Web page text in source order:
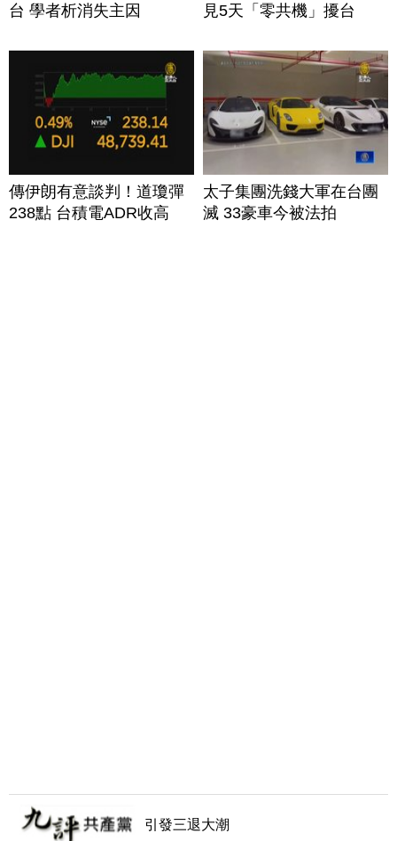
台 學者析消失主因
見5天「零共機」擾台
傳伊朗有意談判！道瓊彈
238點 台積電ADR收高
太子集團洗錢大軍在台團
滅 33豪車今被法拍
引發三退大潮